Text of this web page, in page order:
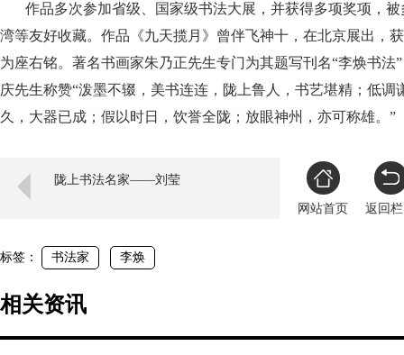
作品多次参加省级、国家级书法大展，并获得多项奖项，被
湾等友好收藏。作品《九天揽月》曾伴飞神十，在北京展出，
为座右铭。著名书画家朱乃正先生专门为其题写刊名“李焕书
庆先生称赞“泼墨不辍，美书连连，陇上鲁人，书艺堪精；低
久，大器已成；假以时日，饮誉全陇；放眼神州，亦可称雄。”
陇上书法名家——刘莹
网站首页 返回
标签： 书法家 李焕
相关资讯